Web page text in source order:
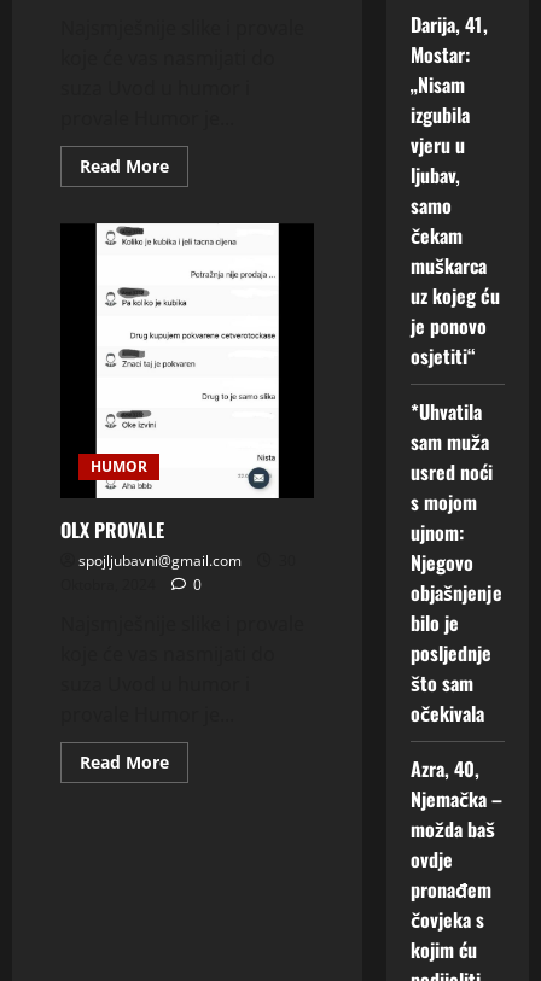
Read MoreRead
more
PROVALE
HUMOR
OLX PROVALE
spojljubavni@gmail.com
0
Read MoreRead
more
Darija, 41,
Mostar:
„Nisam
izgubila
vjeru u
ljubav,
samo
čekam
muškarca
uz kojeg ću
je ponovo
osjetiti“
*Uhvatila
sam muža
usred noći
s mojom
ujnom:
Njegovo
objašnjenje
bilo je
posljednje
što sam
očekivala
Azra, 40,
Njemačka –
možda baš
ovdje
pronađem
čovjeka s
kojim ću